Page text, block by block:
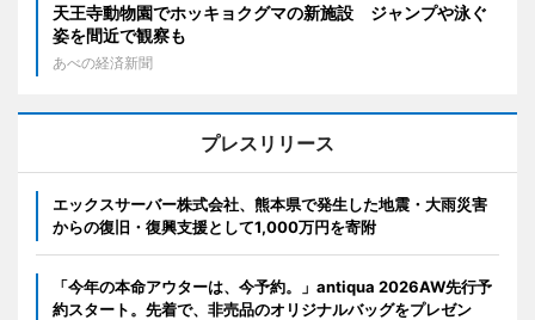
天王寺動物園でホッキョクグマの新施設 ジャンプや泳ぐ
姿を間近で観察も
あべの経済新聞
プレスリリース
エックスサーバー株式会社、熊本県で発生した地震・大雨災害
からの復旧・復興支援として1,000万円を寄附
「今年の本命アウターは、今予約。」antiqua 2026AW先行予
約スタート。先着で、非売品のオリジナルバッグをプレゼン